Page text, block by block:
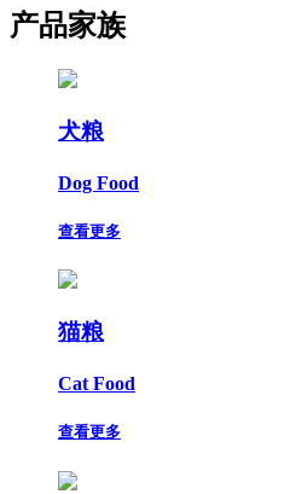
产品家族
犬粮
Dog Food
查看更多
猫粮
Cat Food
查看更多